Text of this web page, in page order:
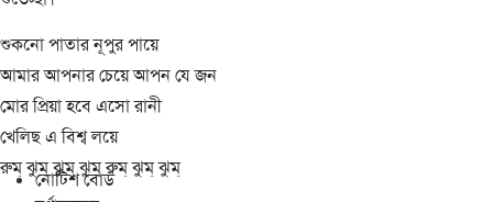
শুকনো পাতার নূপুর পায়ে
আমার আপনার চেয়ে আপন যে জন
মোর প্রিয়া হবে এসো রানী
খেলিছ এ বিশ্ব লয়ে
রুম্ ঝুম্ ঝুম্ ঝুম্ রুম্ ঝুম্ ঝুম্
নোটিশ বোর্ড